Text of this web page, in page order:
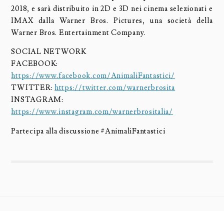
2018, e sarà distribuito in 2D e 3D nei cinema selezionati e
IMAX dalla Warner Bros. Pictures, una società della
Warner Bros. Entertainment Company.
SOCIAL NETWORK
FACEBOOK:
https://www.facebook.com/AnimaliFantastici/
TWITTER:https://twitter.com/warnerbrosita
INSTAGRAM:
https://www.instagram.com/warnerbrositalia/
Partecipa alla discussione #AnimaliFantastici